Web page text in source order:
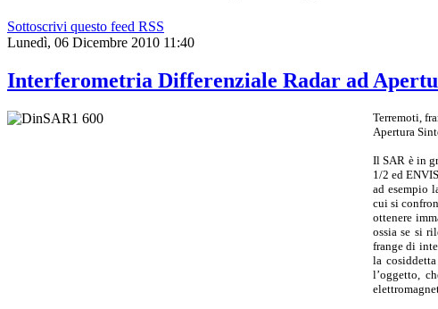
Sottoscrivi questo feed RSS
Lunedì, 06 Dicembre 2010 11:40
Interferometria Differenziale Radar ad
Terremoti,
Apertura
Il SAR è in
1/2 ed
ad esempio
cui si
ottenere
ossia se si
frange di
la
l’oggetto,